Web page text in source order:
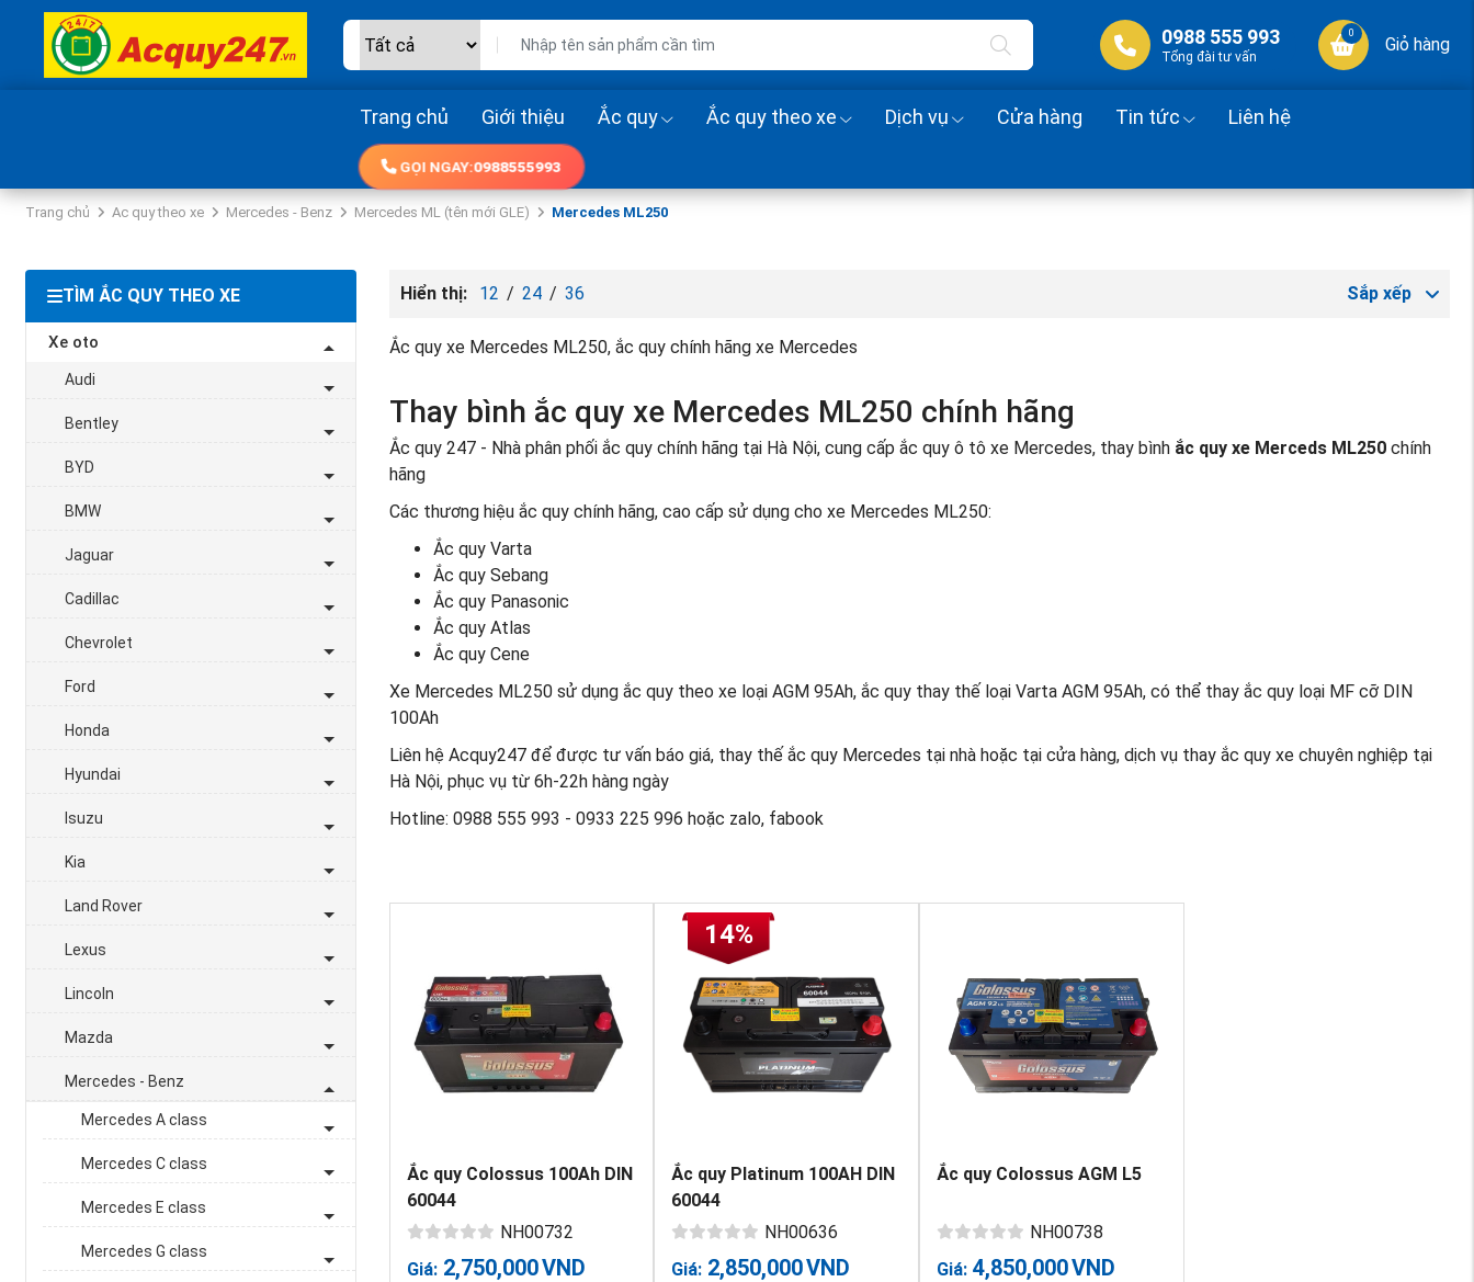
0988 555 993
Tổng đài tư vấn
0
Giỏ hàng
Trang chủ Giới thiệu Ắc quy Ắc quy theo xe Dịch vụ Cửa hàng Tin tức Liên hệ
GỌI NGAY:0988555993
Trang chủ Ac quy theo xe Mercedes - Benz Mercedes ML (tên mới GLE) Mercedes ML250
TÌM ẮC QUY THEO XE
Xe oto
Audi
Bentley
BYD
BMW
Jaguar
Cadillac
Chevrolet
Ford
Honda
Hyundai
Isuzu
Kia
Land Rover
Lexus
Lincoln
Mazda
Mercedes - Benz
Mercedes A class
Mercedes C class
Mercedes E class
Mercedes G class
Hiển thị: 12 / 24 / 36 Sắp xếp
Ắc quy xe Mercedes ML250, ắc quy chính hãng xe Mercedes
Thay bình ắc quy xe Mercedes ML250 chính hãng
Ắc quy 247 - Nhà phân phối ắc quy chính hãng tại Hà Nội, cung cấp ắc quy ô tô xe Mercedes, thay bình ắc quy xe Merceds ML250chính
hãng
Các thương hiệu ắc quy chính hãng, cao cấp sử dụng cho xe Mercedes ML250:
Ắc quy Varta
Ắc quy Sebang
Ắc quy Panasonic
Ắc quy Atlas
Ắc quy Cene
Xe Mercedes ML250 sử dụng ắc quy theo xe loại AGM 95Ah, ắc quy thay thế loại Varta AGM 95Ah, có thể thay ắc quy loại MF cỡ DIN
100Ah
Liên hệ Acquy247 để được tư vấn báo giá, thay thế ắc quy Mercedes tại nhà hoặc tại cửa hàng, dịch vụ thay ắc quy xe chuyên nghiệp tại
Hà Nội, phục vụ từ 6h-22h hàng ngày
Hotline: 0988 555 993 - 0933 225 996 hoặc zalo, fabook
Ắc quy Colossus 100Ah DIN
60044
NH00732
Giá: 2,750,000VND
14%
Ắc quy Platinum 100AH DIN
60044
NH00636
Giá: 2,850,000VND
Ắc quy Colossus AGM L5
NH00738
Giá: 4,850,000VND